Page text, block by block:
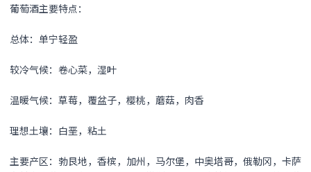
葡萄酒主要特点：
总体：单宁轻盈
较冷气候：卷心菜，湿叶
温暖气候：草莓，覆盆子，樱桃，蘑菇，肉香
理想土壤：白垩，粘土
主要产区：勃艮地，香槟，加州，马尔堡，中奥塔哥，俄勒冈，卡萨